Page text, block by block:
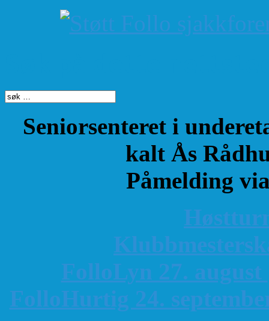
Seniorsenteret i
kalt Ås
Påmelding
K
FolloLyn 27. august
FolloHurtig 24.